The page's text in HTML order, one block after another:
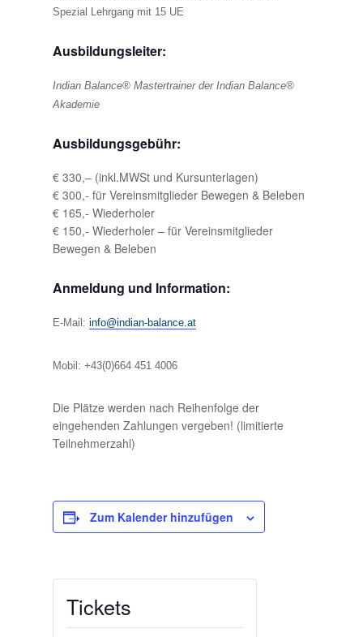
Spezial Lehrgang mit 15 UE
Ausbildungsleiter:
Indian Balance® Mastertrainer der Indian Balance®
Akademie
Ausbildungsgebühr:
€ 330,– (inkl.MWSt und Kursunterlagen)
€ 300,- für Vereinsmitglieder Bewegen & Beleben
€ 165,- Wiederholer
€ 150,- Wiederholer – für Vereinsmitglieder
Bewegen & Beleben
Anmeldung und Information:
E-Mail: info@indian-balance.at
Mobil: +43(0)664 451 4006
Die Plätze werden nach Reihenfolge der
eingehenden Zahlungen vergeben! (limitierte
Teilnehmerzahl)
Zum Kalender hinzufügen
Tickets